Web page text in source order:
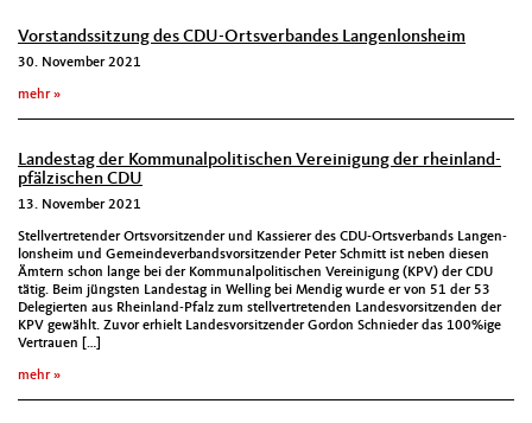
Vorstandssitzung des CDU-Ortsverbandes Langenlonsheim
30. November 2021
mehr
Landestag der Kommunalpolitischen Vereinigung der rheinland-
pfälzischen CDU
13. November 2021
Stel­lvertre­tender Ortsvor­sitzen­der und Kassier­er des CDU-Ortsver­bands Lan­gen­
lon­sheim und Gemein­de­ver­bandsvor­sitzen­der Peter Schmitt ist neben diesen
Ämtern schon lange bei der Kom­mu­nalpoli­tis­chen Vere­ini­gung (KPV) der CDU
tätig. Beim jüng­sten Lan­destag in Welling bei Mendig wurde er von 51 der 53
Delegierten aus Rhein­land-Pfalz zum stel­lvertre­tenden Lan­desvor­sitzen­den der
KPV gewählt. Zuvor erhielt Lan­desvor­sitzen­der Gor­don Schnieder das 100%ige
Ver­trauen […]
mehr